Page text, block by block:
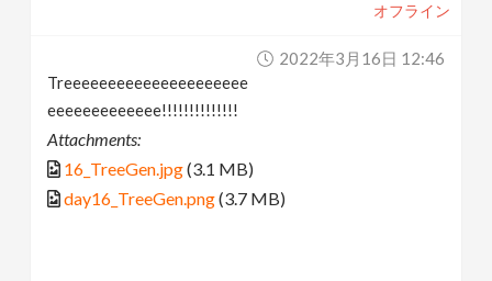
オフライン
2022年3月16日 12:46
Treeeeeeeeeeeeeeeeeeeee
eeeeeeeeeeeee!!!!!!!!!!!!!!
Attachments:
16_TreeGen.jpg(3.1 MB)
day16_TreeGen.png(3.7 MB)